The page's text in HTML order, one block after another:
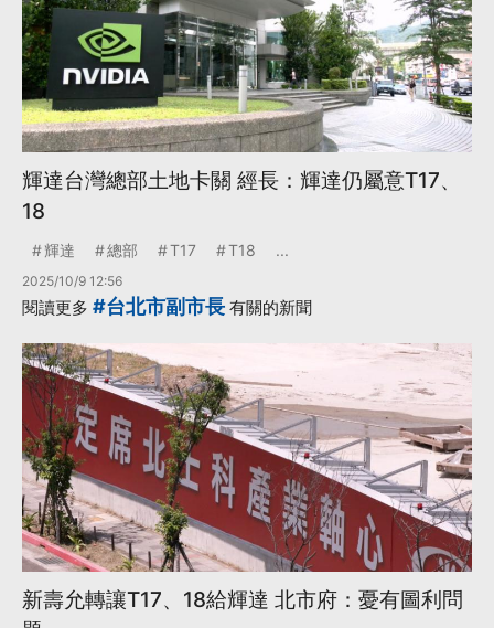
輝達台灣總部土地卡關 經長：輝達仍屬意T17、
18
輝達 總部 T17 T18 ...
2025/10/9 12:56
閱讀更多 #台北市副市長 有關的新聞
新壽允轉讓T17、18給輝達 北市府：憂有圖利問